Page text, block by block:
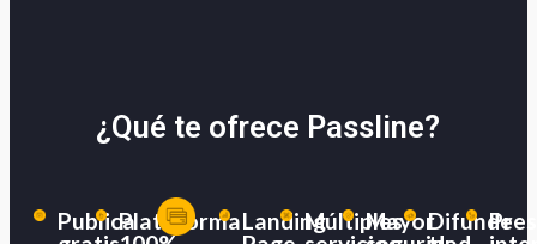
¿Qué te ofrece Passline?
PublicaPlataformaLandingMúltiplesMayorDifunde